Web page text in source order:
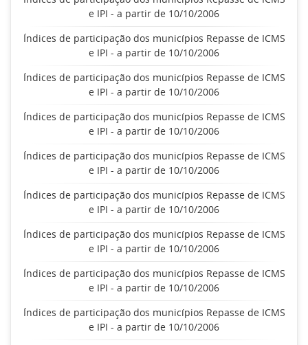
e IPI - a partir de 10/10/2006
Índices de participação dos municípios Repasse de ICMS
e IPI - a partir de 10/10/2006
Índices de participação dos municípios Repasse de ICMS
e IPI - a partir de 10/10/2006
Índices de participação dos municípios Repasse de ICMS
e IPI - a partir de 10/10/2006
Índices de participação dos municípios Repasse de ICMS
e IPI - a partir de 10/10/2006
Índices de participação dos municípios Repasse de ICMS
e IPI - a partir de 10/10/2006
Índices de participação dos municípios Repasse de ICMS
e IPI - a partir de 10/10/2006
Índices de participação dos municípios Repasse de ICMS
e IPI - a partir de 10/10/2006
Índices de participação dos municípios Repasse de ICMS
e IPI - a partir de 10/10/2006